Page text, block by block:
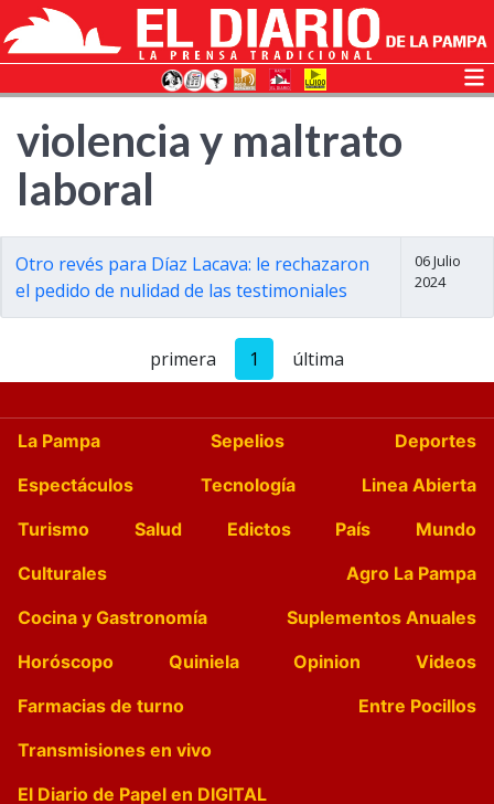
violencia y maltrato
laboral
Otro revés para Díaz Lacava: le rechazaron
el pedido de nulidad de las testimoniales
06 Julio
2024
primera 1 última
La Pampa Sepelios
Deportes
Espectáculos
Tecnología
Linea Abierta
Turismo
Salud Edictos País
Mundo
Culturales
Agro La Pampa
Cocina y Gastronomía
Suplementos Anuales
Horóscopo
Quiniela Opinion
Videos
Farmacias de turno
Entre Pocillos
Transmisiones en vivo
El Diario de Papel en DIGITAL